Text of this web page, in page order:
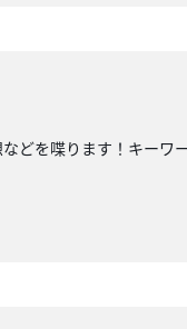
どを喋ります！キーワー